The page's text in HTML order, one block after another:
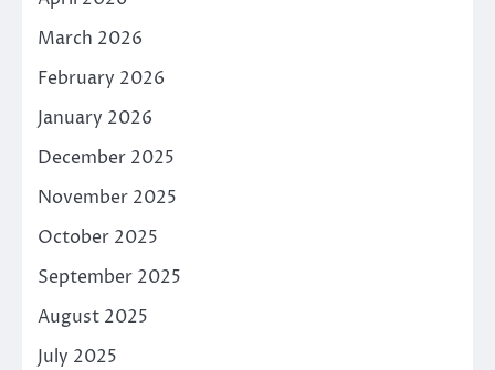
March 2026
February 2026
January 2026
December 2025
November 2025
October 2025
September 2025
August 2025
July 2025